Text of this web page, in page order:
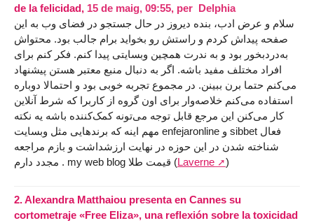
de la felicidad, 15 de maig, 09:55, per Delphia
سلام و عرض ادب، بنده دیروز در حال جستجو در فضای وب به این
صفحه پیداش کردم و راستش رو بخواید برام جالب بود. محتواش
به‌دردبخور بود و به ندرت همچین وبسایتی پیدا کنم. فکر کنم برای
افراد مختلف مفید باشه. اگر به دنبال منبع معتبر هستن پیشنهاد
می‌کنم حتما برن ببینن. در مجموع تجربه خوبی بود و احتمالا دوباره
استفاده می‌کنم خلاصه‌وار برای اون گروه از کاربرا که شرط آنلاین
کار می‌کنن این مرجع قابل توجه می‌تونه کمک‌کننده باشه یه نکته
مهم اینه که برندهایی مثل وبسایت enfеjaronline و sibbet فعال
شناخته شدن در این حوزه در نهایت ارزشداشت و بازم مراجعه
مجدد دارم . my web blog قیمت طلا (Laverne )
2.Alexandra Matthaiou presenta en Cannes su
cortometraje «Free Eliza», una reflexión sobre la toxicidad